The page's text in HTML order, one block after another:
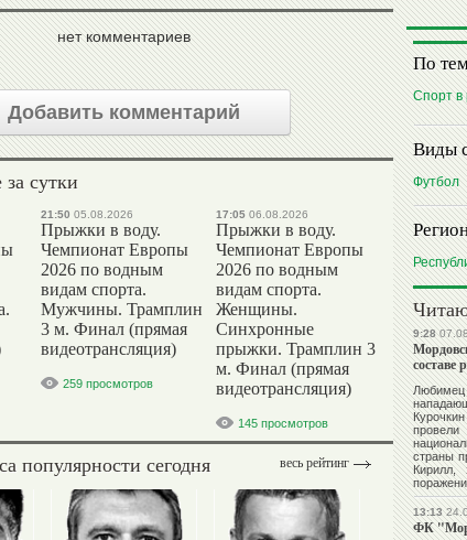
нет комментариев
Добавить комментарий
сутки
21:50 05.08.2026
Прыжки в воду.
Чемпионат Европы
2026 по водным
видам спорта.
Мужчины. Трамплин
3 м. Финал (прямая
видеотрансляция)
259 просмотров
17:05 06.08.2026
Прыжки в воду.
Чемпионат Европы
2026 по водным
видам спорта.
Женщины.
Синхронные
прыжки. Трамплин 3
м. Финал (прямая
видеотрансляция)
145 просмотров
весь рейтинг
популярности сегодня
По
Спорт в
Виды
Футбол
9:28
составе
Курочкин
страны
Кирилл,
13:13
ФК